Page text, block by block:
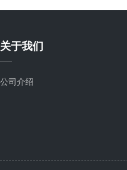
关于我们
公司介绍